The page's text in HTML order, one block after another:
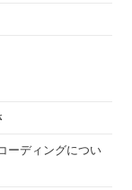
ーディングについ